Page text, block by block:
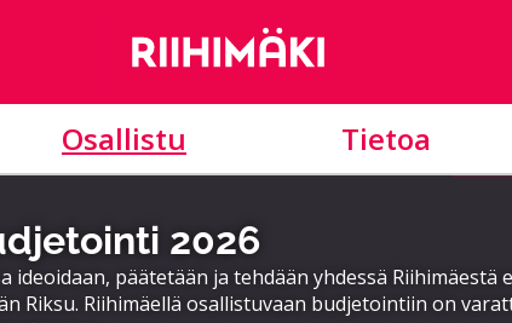
Osallistu Tietoa
2026
ideoidaan, päätetään ja tehdään yhdessä Riihimäestä
Riksu. Riihimäellä osallistuvaan budjetointiin on